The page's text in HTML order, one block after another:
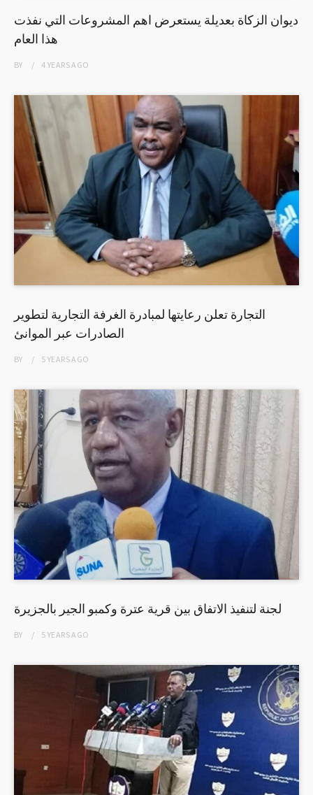
ديوان الزكاة بعديلة يستعرض اهم المشروعات التي نفذت
هذا العام
BY 4 YEARSAGO
التجارة تعلن رعايتها لمبادرة الغرفة التجارية لتطوير
الصادرات عبر الموانئ
BY 5 YEARSAGO
لجنة لتنفيذ الاتفاق بين قرية عترة وكمبو الجير بالجزيرة
BY 5 YEARSAGO